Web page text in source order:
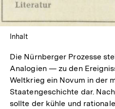
Inhalt
Die Nürnberger Prozesse
Analogien — zu den
Weltkrieg ein Novum in der
Staatengeschichte dar.
sollte der kühle und